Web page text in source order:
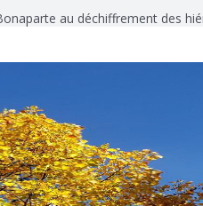
au déchiffrement des